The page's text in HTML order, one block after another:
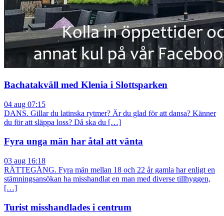
Bachatakväll med Klenia i Slottsparken
04 aug 07:15
DANS. Gillar du latinska rytmer? Är du glad för att dansa? Känner
du för att släppa loss? Då ska du […]
Fyra unga män har åtal att vänta
03 aug 16:18
RÄTTEGÅNG. Fyra män mellan 18 och 22 år gamla har enligt en
stämningsansökan ha misshandlat en man med diverse tillhyggen,
[…]
Turist misshandlades i centrum